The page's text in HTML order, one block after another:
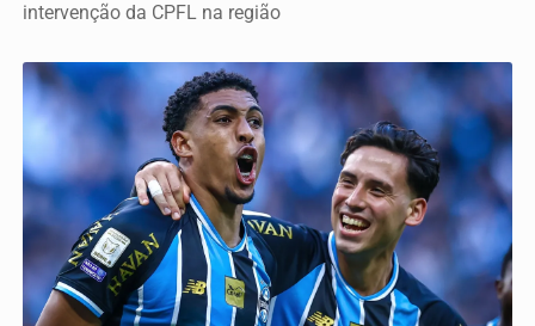
intervenção da CPFL na região